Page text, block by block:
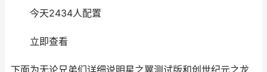
今天2434人配置
立即查看